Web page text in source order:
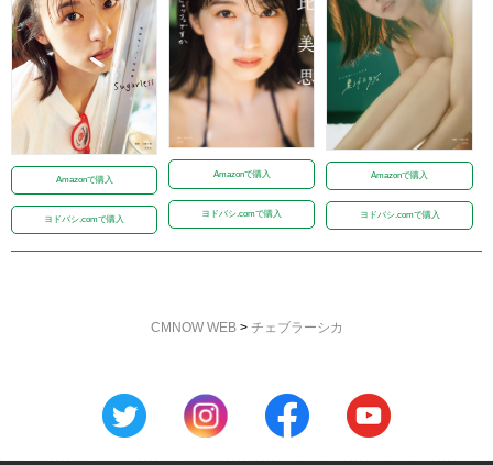
Amazonで購入
ヨドバシ.comで購入
Amazonで購入
ヨドバシ.comで購入
Amazonで購入
ヨドバシ.comで購入
CMNOW WEB> チェブラーシカ